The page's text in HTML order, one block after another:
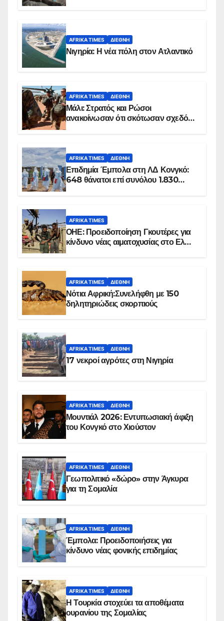
AFRIKA TIMES ΔΙΕΘΝΉ
Νιγηρία: Η νέα πόλη στον Ατλαντικό
AFRIKA TIMES ΔΙΕΘΝΉ
Μάλι: Στρατός και Ρώσοι
ανακοίνωσαν ότι σκότωσαν σχεδόν
AFRIKA TIMES ΔΙΕΘΝΉ
Επιδημία Έμπολα στη ΛΔ Κονγκό:
648 θάνατοι επί συνόλου 1.830
AFRIKA TIMES
ΟΗΕ: Προειδοποίηση Γκουτέρες για
κίνδυνο νέας αιματοχυσίας στο Ελ
AFRIKA TIMES ΔΙΕΘΝΉ
Νότια Αφρική:Συνελήφθη με 150
δηλητηριώδεις σκορπιούς
AFRIKA TIMES ΔΙΕΘΝΉ
17 νεκροί αγρότες στη Νιγηρία
AFRIKA TIMES ΔΙΕΘΝΉ
Μουντιάλ 2026: Εντυπωσιακή άφιξη
του Κονγκό στο Χιούστον
AFRIKA TIMES ΔΙΕΘΝΉ
Γεωπολιτικό «δώρο» στην Άγκυρα
για τη Σομαλία
AFRIKA TIMES ΔΙΕΘΝΉ
Έμπολα: Προειδοποιήσεις για
κίνδυνο νέας φονικής επιδημίας
AFRIKA TIMES ΔΙΕΘΝΉ
Η Τουρκία στοχεύει τα αποθέματα
ουρανίου της Σομαλίας